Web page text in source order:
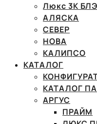
Люкс 3К
АЛЯСКА
СЕВЕР
НОВА
КАЛИПСО
КАТАЛОГ
КАТАЛОГ
АРГУС
ПРАЙМ